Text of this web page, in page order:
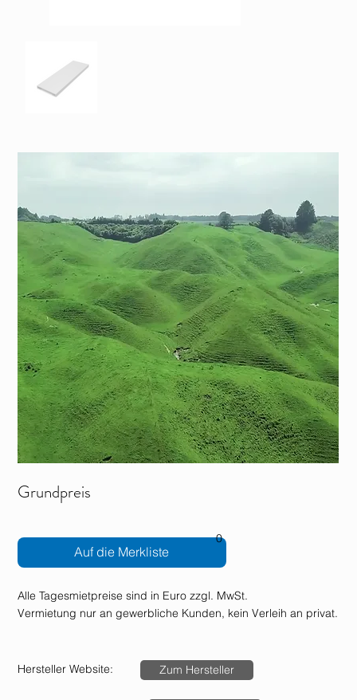
Grundpreis
Auf die Merkliste
0
Alle Tagesmietpreise sind in Euro zzgl. MwSt.
Vermietung nur an gewerbliche Kunden, kein Verleih an privat.
Hersteller Website: Zum Hersteller